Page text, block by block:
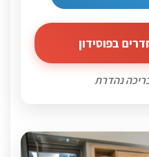
בפוסידון
נהדרת